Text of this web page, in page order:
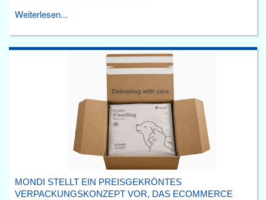
Weiterlesen...
MONDI STELLT EIN PREISGEKRÖNTES
VERPACKUNGSKONZEPT VOR, DAS ECOMMERCE